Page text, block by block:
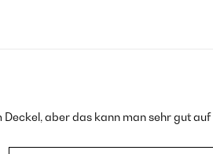
Deckel, aber das kann man sehr gut